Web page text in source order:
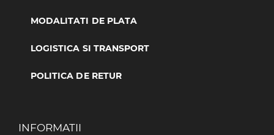
MODALITATI DE PLATA
LOGISTICA SI TRANSPORT
POLITICA DE RETUR
INFORMATII